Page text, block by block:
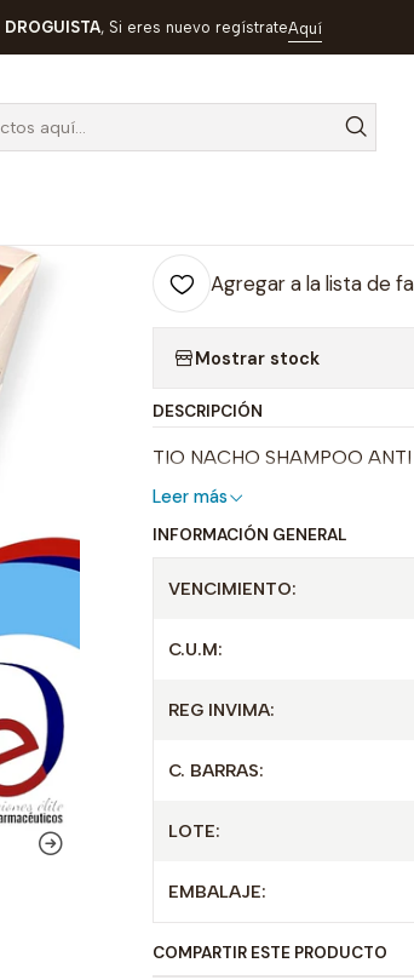
DROGUISTA, Si eres nuevo regístrateAquí
ANTI CANAS CAJA X 10 SBS X 18 ML- -
TIO NACHO
X 10 SBS X
Agregar a la lista de
Mostrar stock
DESCRIPCIÓN
TIO NACHO SHAMPOO
Leer más
INFORMACIÓN GENERAL
VENCIMIENTO:
C.U.M:
REG INVIMA:
C. BARRAS:
LOTE:
EMBALAJE:
COMPARTIR ESTE PRODUCTO